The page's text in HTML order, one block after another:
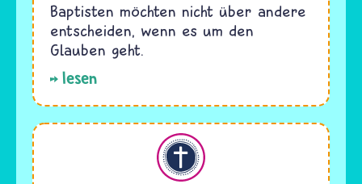
Baptisten möchten nicht über andere
entscheiden, wenn es um den
Glauben geht.
lesen
Christentum